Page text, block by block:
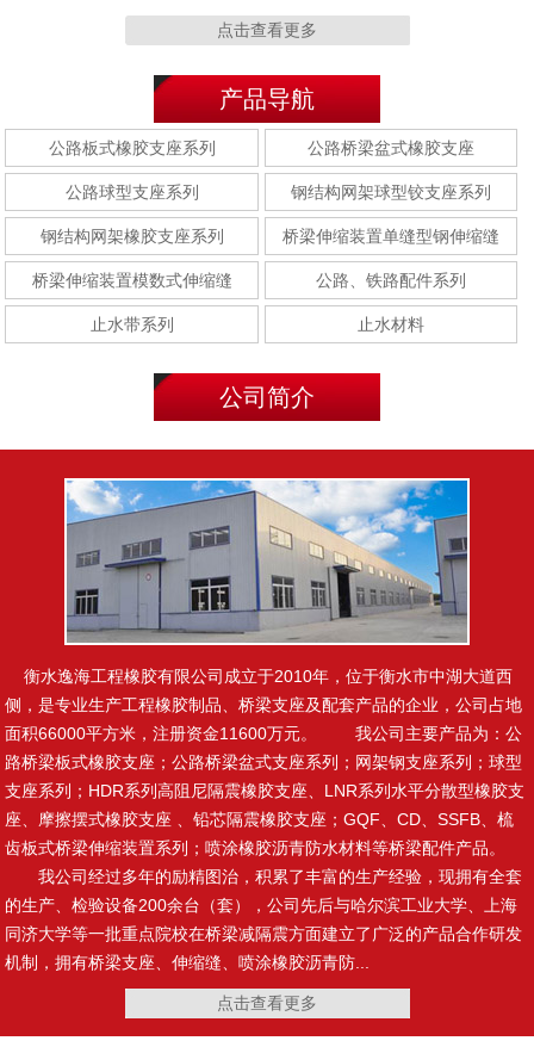
MZL 320型 MZL120型
E型钢(E-40型/E-60型/E-
80型)
F型钢(F-40型/F-60型/F-
80型)
聚乙烯胶泥 聚硫密封胶
止水钢板 制品型遇水膨胀止水条
腻子型遇水膨胀止水条 橡塑止水带
复合止水带 施工缝用橡胶止水带
点击查看更多
产品导航
公路板式橡胶支座系列 公路桥梁盆式橡胶支座
公路球型支座系列 钢结构网架球型铰支座系列
钢结构网架橡胶支座系列 桥梁伸缩装置单缝型钢伸缩缝
桥梁伸缩装置模数式伸缩缝 公路、铁路配件系列
止水带系列 止水材料
公司简介
衡水逸海工程橡胶有限公司成立于2010年，位于衡水市中湖大道西
侧，是专业生产工程橡胶制品、桥梁支座及配套产品的企业，公司占地
面积66000平方米，注册资金11600万元。 我公司主要产品为：公
路桥梁板式橡胶支座；公路桥梁盆式支座系列；网架钢支座系列；球型
支座系列；HDR系列高阻尼隔震橡胶支座、LNR系列水平分散型橡胶支
座、摩擦摆式橡胶支座 、铅芯隔震橡胶支座；GQF、CD、SSFB、梳
齿板式桥梁伸缩装置系列；喷涂橡胶沥青防水材料等桥梁配件产品。
我公司经过多年的励精图治，积累了丰富的生产经验，现拥有全套
的生产、检验设备200余台（套），公司先后与哈尔滨工业大学、上海
同济大学等一批重点院校在桥梁减隔震方面建立了广泛的产品合作研发
机制，拥有桥梁支座、伸缩缝、喷涂橡胶沥青防...
点击查看更多